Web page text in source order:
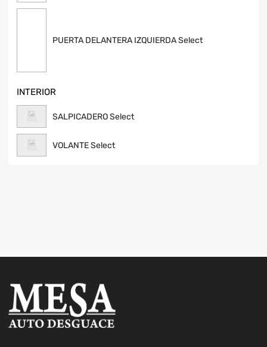
PUERTA DELANTERA IZQUIERDA Select
INTERIOR
SALPICADERO Select
VOLANTE Select